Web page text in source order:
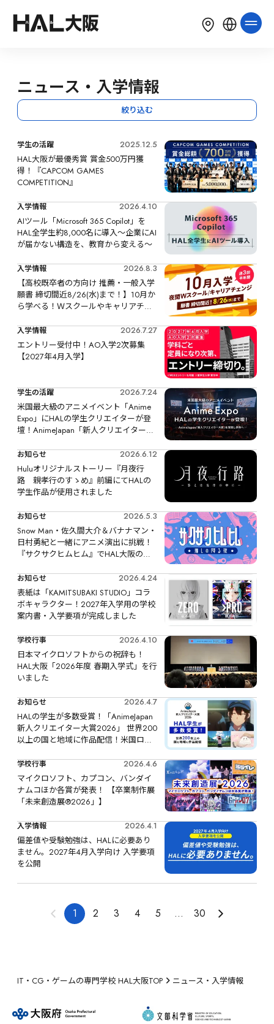
LANGUAGE
한국어 Tiếng Việt
ニュース・入学情報
絞り込む
学生の活躍
2025.12.5
HAL大阪が最優秀賞 賞金500万円獲
得！『CAPCOM GAMES
COMPETITION』
入学情報
2026.4.10
AIツール「Microsoft 365 Copilot」を
HAL全学生約8,000名に導入～企業にAI
が届かない構造を、教育から変える～
入学情報
2026.8.3
【高校既卒者の方向け 推薦・一般入学
願書 締切間近8/26(水)まで！】10月か
ら学べる！Ｗスクールやキャリアチェ
入学情報
2026.7.27
エントリー受付中！AO入学2次募集
【2027年4月入学】
学生の活躍
2026.7.24
米国最大級のアニメイベント「Anime
Expo」にHALの学生クリエイターが登
壇！AnimeJapan「新人クリエイター大
お知らせ
2026.6.12
Huluオリジナルストーリー『月夜行
路　親孝行のすゝめ』前編にてHALの
学生作品が使用されました
お知らせ
2026.5.3
Snow Man・佐久間大介＆バナナマン・
日村勇紀と一緒にアニメ演出に挑戦！
『サクサクヒムヒム』でHAL大阪の教
お知らせ
2026.4.24
表紙は「KAMITSUBAKI STUDIO」コラ
ボキャラクター！2027年入学用の学校
案内書・入学要項が完成しました
学校行事
2026.4.10
日本マイクロソフトからの祝辞も！
HAL大阪「2026年度 春期入学式」を行
いました
お知らせ
2026.4.7
HALの学生が多数受賞！「AnimeJapan
新人クリエイター大賞2026」 世界200
以上の国と地域に作品配信！米国ロサ
にも招待
学校行事
2026.4.6
マイクロソフト、カプコン、バンダイ
ナムコほか各賞が発表！ 【卒業制作展
「未来創造展®️2026」】
入学情報
2026.4.1
偏差値や受験勉強は、HALに必要あり
ません。2027年4月入学向け 入学要項
を公開
1 2 3 4 5 ... 30
IT・CG・ゲームの専門学校 HAL大阪TOP ニュース・入学情報